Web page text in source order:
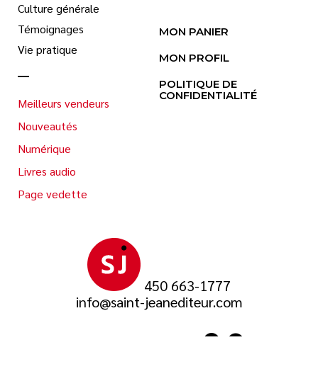
450 663-1777
info@saint-jeanediteur.com
Culture générale
Témoignages
Vie pratique
Meilleurs vendeurs
Nouveautés
Numérique
Livres audio
Page vedette
MON PANIER
MON PROFIL
POLITIQUE DE
CONFIDENTIALITÉ